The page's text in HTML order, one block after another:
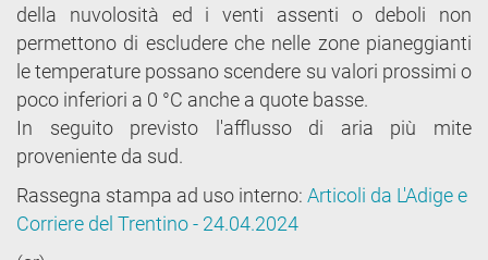
della nuvolosità ed i venti assenti o deboli non
permettono di escludere che nelle zone pianeggianti
le temperature possano scendere su valori prossimi o
poco inferiori a 0 °C anche a quote basse.
In seguito previsto l'afflusso di aria più mite
proveniente da sud.
Rassegna stampa ad uso interno: Articoli da L'Adige e
Corriere del Trentino - 24.04.2024